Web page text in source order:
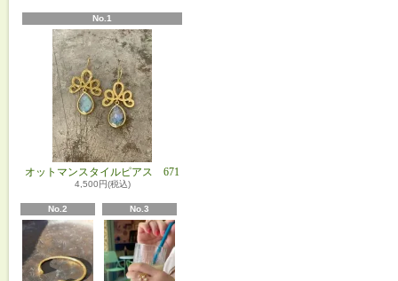
No.1
オットマンスタイルピアス 671
4,500円(税込)
No.2 No.3